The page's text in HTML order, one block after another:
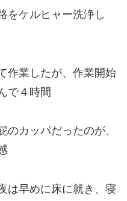
をケルヒャー洗浄し
作業したが、作業開始
で４時間
のカッパだったのが、
は早めに床に就き、寝